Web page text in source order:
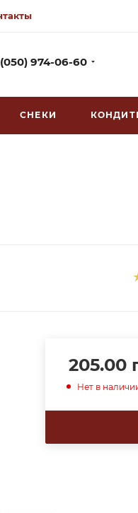
974-06-60
СНЕКИ
205.00
Нет в